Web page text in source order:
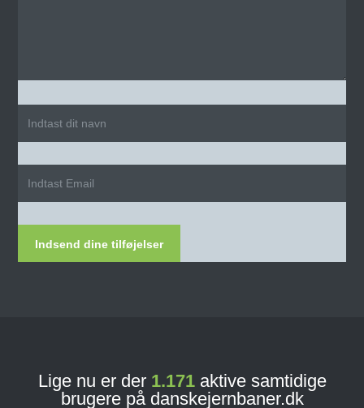
Indsend dine tilføjelser
Lige nu er der 1.171aktive samtidige
brugere på danskejernbaner.dk